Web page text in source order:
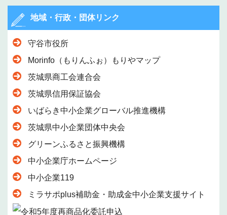
地域・行政・団体リンク
守谷市役所
Morinfo（もりんふぉ）もりやマップ
茨城県商工会連合会
茨城県信用保証協会
いばらき中小企業グローバル推進機構
茨城県中小企業団体中央会
グリーンふるさと振興機構
中小企業庁ホームページ
中小企業119
ミラサポplus補助金・助成金中小企業支援サイト